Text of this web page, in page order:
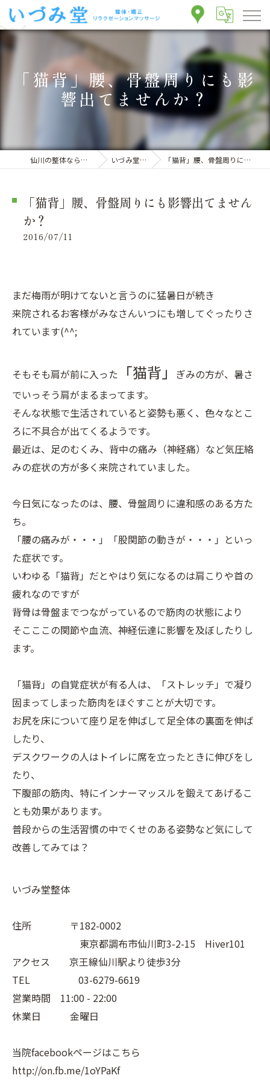
「猫背」腰、骨盤周りにも影
響出てませんか？
仙川の整体ならいづみ堂整体院 いづみ堂のブログ 「猫背」腰、骨盤周りにも影響出てませんか？
「猫背」腰、骨盤周りにも影響出てません
か？
2016/07/11
まだ梅雨が明けてないと言うのに猛暑日が続き
来院されるお客様がみなさんいつにも増してぐったりさ
れています(^^;
そもそも肩が前に入った 「猫背」
ぎみの方が、暑さ
でいっそう肩がまるまってます。
そんな状態で生活されていると姿勢も悪く、色々なとこ
ろに不具合が出てくるようです。
最近は、足のむくみ、背中の痛み（神経痛）など気圧絡
みの症状の方が多く来院されていました。
今日気になったのは、腰、骨盤周りに違和感のある方た
ち。
「腰の痛みが・・・」「股関節の動きが・・・」といっ
た症状です。
いわゆる「猫背」だとやはり気になるのは肩こりや首の
疲れなのですが
背骨は骨盤までつながっているので筋肉の状態により
そこここの関節や血流、神経伝達に影響を及ぼしたりし
ます。
「猫背」の自覚症状が有る人は、「ストレッチ」で凝り
固まってしまった筋肉をほぐすことが大切です。
お尻を床について座り足を伸ばして足全体の裏面を伸ば
したり、
デスクワークの人はトイレに席を立ったときに伸びをし
たり、
下腹部の筋肉、特にインナーマッスルを鍛えてあげるこ
とも効果があります。
普段からの生活習慣の中でくせのある姿勢など気にして
改善してみては？
いづみ堂整体
住所 〒182-0002
東京都調布市仙川町3-2-15 Hiver101
アクセス 京王線仙川駅より徒歩3分
TEL 03-6279-6619
営業時間 11:00 - 22:00
休業日 金曜日
当院facebookページはこちら
http://on.fb.me/1oYPaKf